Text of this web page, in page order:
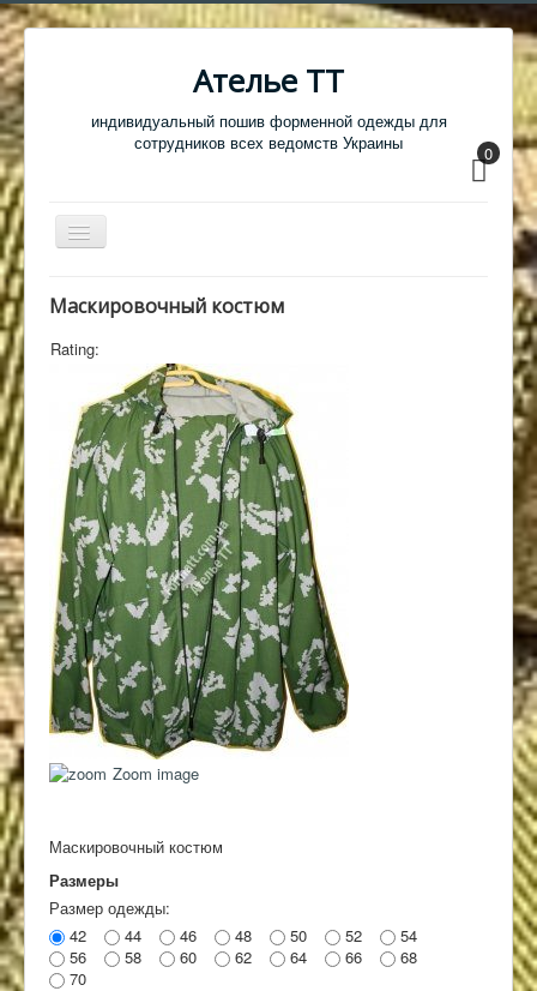
Ателье ТТ
индивидуальный пошив форменной одежды для
сотрудников всех ведомств Украины
0
Перемикач
навігації
Атрибутика
Головные уборы
Образцы тканей
Кабинет
Контакты
Маскировочный костюм
Rating:
Zoom image
Маскировочный костюм
Размеры
Размер одежды:
42
44 46 48 50 52
54
56
58 60 62 64 66
68
70